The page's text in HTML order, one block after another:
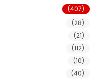
(407)
(28)
(21)
(112)
(10)
(40)